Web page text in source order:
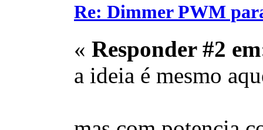
Re: Dimmer PWM
« Responder #2
a ideia é mesmo